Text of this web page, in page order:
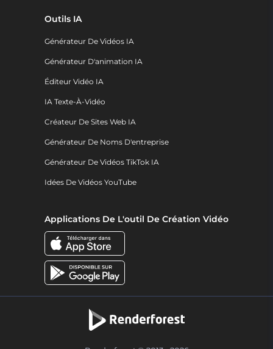
Outils IA
Générateur De Vidéos IA
Générateur D'animation IA
Éditeur Vidéo IA
IA Texte-À-Vidéo
Créateur De Sites Web IA
Générateur De Noms D'entreprise
Générateur De Vidéos TikTok IA
Idées De Vidéos YouTube
Applications De L'outil De Création Vidéo